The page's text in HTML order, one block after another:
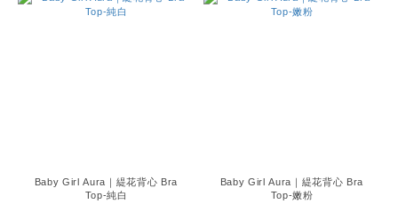
Baby Girl Aura｜緹花背心 Bra
Top-純白
Baby Girl Aura｜緹花背心 Bra
Top-嫩粉